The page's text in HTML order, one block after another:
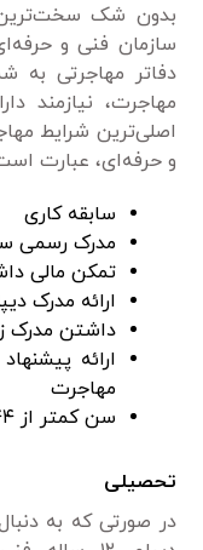
بدون شک سخت‌ترین
سازمان فنی و
دفاتر مهاجرتی به
مهاجرت، نیاز‌مند
اصلی‌ترین شرایط
و حرفه‌ای، عبارت
سابقه کاری
مدرک رسمی
تمکن مالی
ارائه مدرک
داشتن مدرک
ارائه
مهاجرت
سن کمتر از ۴۴ سال
تحصیلی
در صورتی که به